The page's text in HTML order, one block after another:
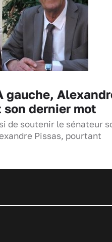
gauche,
son dernier mot
de soutenir le sénateur
Pissas, pourtant